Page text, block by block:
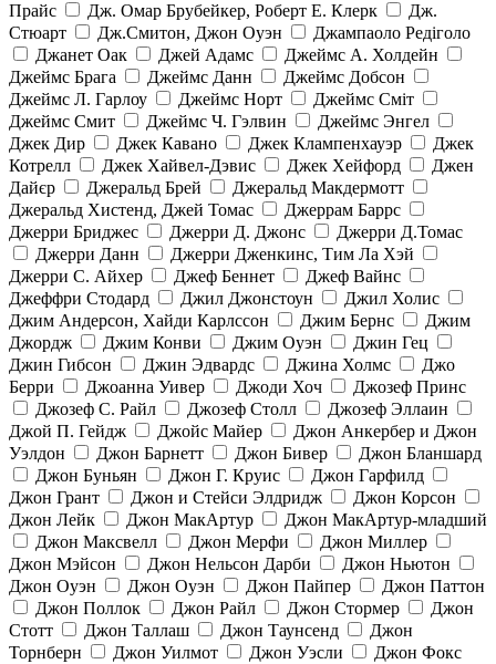
Прайс
Дж. Омар Брубейкер, Роберт Е. Клерк
Дж.
Стюарт
Дж.Смитон, Джон Оуэн
Джампаоло Редіголо
Джанет Оак
Джей Адамс
Джеймс А. Холдейн
Джеймс Брага
Джеймс Данн
Джеймс Добсон
Джеймс Л. Гарлоу
Джеймс Норт
Джеймс Сміт
Джеймс Смит
Джеймс Ч. Гэлвин
Джеймс Энгел
Джек Дир
Джек Кавано Джек Клампенхауэр
Джек
Котрелл
Джек Хайвел-Дэвис Джек Хейфорд
Джен
Дайєр
Джеральд Брей
Джеральд Макдермотт
Джеральд Хистенд, Джей Томас
Джеррам Баррс
Джерри Бриджес
Джерри Д. Джонс
Джерри Д.Томас
Джерри Данн
Джерри Дженкинс, Тим Ла Хэй
Джерри С. Айхер
Джеф Беннет
Джеф Вайнс
Джеффри Стодард
Джил Джонстоун
Джил Холис
Джим Андерсон, Хайди Карлссон
Джим Бернс
Джим
Джордж
Джим Конви Джим Оуэн
Джин Гец
Джин Гибсон
Джин Эдвардс Джина Холмс
Джо
Берри
Джоанна Уивер Джоди Хоч
Джозеф Принс
Джозеф С. Райл
Джозеф Столл
Джозеф Эллаин
Джой П. Гейдж
Джойс Майер
Джон Анкербер и Джон
Уэлдон
Джон Барнетт Джон Бивер
Джон Бланшард
Джон Буньян
Джон Г. Круис
Джон Гарфилд
Джон Грант
Джон и Стейси Элдридж
Джон Корсон
Джон Лейк
Джон МакАртур
Джон МакАртур-младший
Джон Максвелл
Джон Мерфи
Джон Миллер
Джон Мэйсон
Джон Нельсон Дарби
Джон Ньютон
Джон Оуэн
Джон Оуэн Джон Пайпер
Джон Паттон
Джон Поллок
Джон Райл Джон Стормер
Джон
Стотт
Джон Таллаш Джон Таунсенд
Джон
Торнберн
Джон Уилмот Джон Уэсли
Джон Фокс